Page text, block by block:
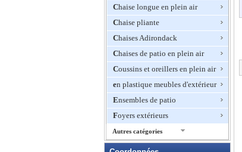
Chaise longue en plein air
Chaise pliante
Chaises Adirondack
Chaises de patio en plein air
Coussins et oreillers en plein air
en plastique meubles d'extérieur
Ensembles de patio
Foyers extérieurs
Autres catégories
Hamacs